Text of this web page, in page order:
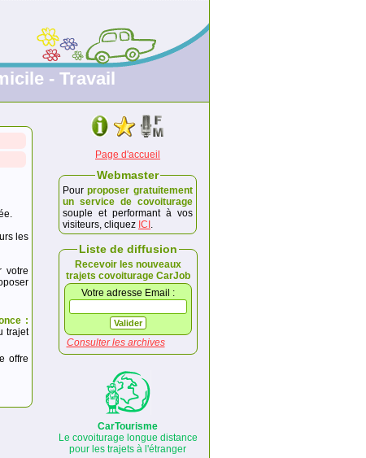
- Travail
les
votre
:
trajet
offre
Page d'accueil
Webmaster
Pour proposer gratuitement
un service de covoiturage
souple et performant à vos
visiteurs, cliquez ICI .
Liste de diffusion
Recevoir les nouveaux
trajets covoiturage CarJob
Votre adresse Email :
Consulter les archives
CarTourisme
Le covoiturage longue distance
pour les trajets à l'étranger